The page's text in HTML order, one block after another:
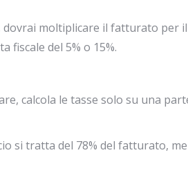
dovrai moltiplicare il fatturato per il
fiscale del 5% o 15%.
calcola le tasse solo su una
si tratta del 78% del fatturato,